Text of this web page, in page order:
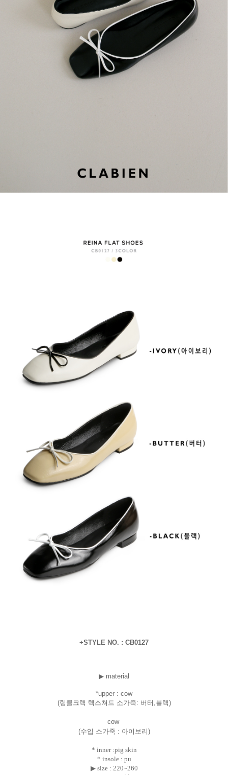
+STYLE NO. : CB0127
▶ material
*upper : cow
(링클크랙 텍스쳐드 소가죽: 버터,블랙)
cow
(수입 소가죽 : 아이보리)
* inner :pig skin
* insole : pu
▶ size : 220~260